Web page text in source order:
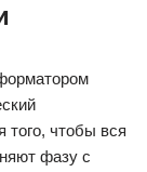
чтобы вся
фазу с